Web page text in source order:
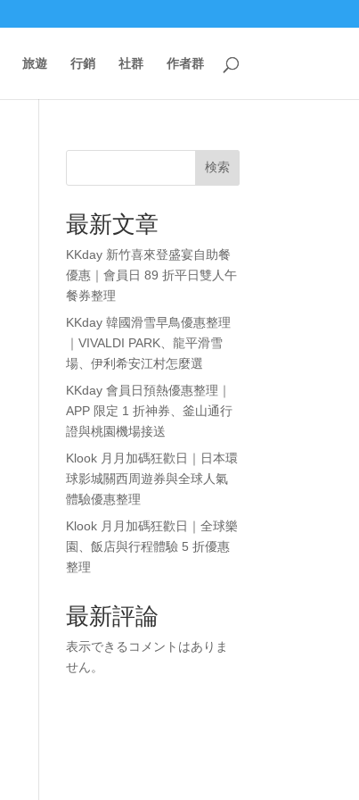
旅遊 行銷 社群 作者群
検索
最新文章
KKday 新竹喜來登盛宴自助餐
優惠｜會員日 89 折平日雙人午
餐券整理
KKday 韓國滑雪早鳥優惠整理
｜VIVALDI PARK、龍平滑雪
場、伊利希安江村怎麼選
KKday 會員日預熱優惠整理｜
APP 限定 1 折神券、釜山通行
證與桃園機場接送
Klook 月月加碼狂歡日｜日本環
球影城關西周遊券與全球人氣
體驗優惠整理
Klook 月月加碼狂歡日｜全球樂
園、飯店與行程體驗 5 折優惠
整理
最新評論
表示できるコメントはありま
せん。